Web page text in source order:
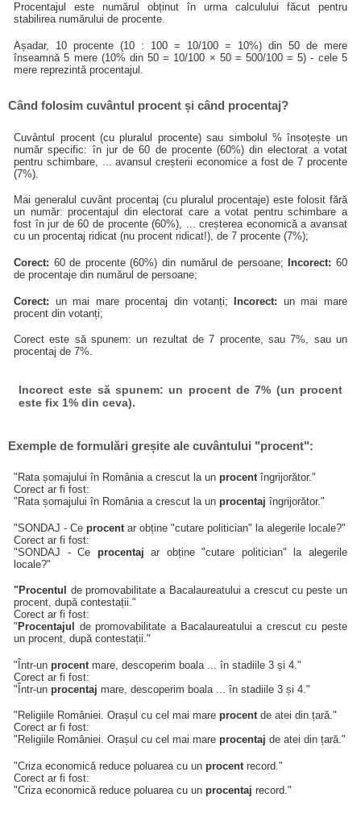
Procentajul este numărul obținut în urma calculului făcut pentru
stabilirea numărului de procente.
Așadar, 10 procente (10 : 100 = 10/100 = 10%) din 50 de mere
înseamnă 5 mere (10% din 50 = 10/100 × 50 = 500/100 = 5) - cele 5
mere reprezintă procentajul.
Când folosim cuvântul procent și când procentaj?
Cuvântul procent (cu pluralul procente) sau simbolul % însoțește un
număr specific: în jur de 60 de procente (60%) din electorat a votat
pentru schimbare, ... avansul creșterii economice a fost de 7 procente
(7%).
Mai generalul cuvânt procentaj (cu pluralul procentaje) este folosit fără
un număr: procentajul din electorat care a votat pentru schimbare a
fost în jur de 60 de procente (60%), ... creșterea economică a avansat
cu un procentaj ridicat (nu procent ridicat!), de 7 procente (7%);
Corect: 60 de procente (60%) din numărul de persoane; Incorect: 60
de procentaje din numărul de persoane;
Corect: un mai mare procentaj din votanți;Incorect: un mai mare
procent din votanți;
Corect este să spunem: un rezultat de 7 procente, sau 7%, sau un
procentaj de 7%.
Incorect este să spunem: un procent de 7% (un procent
este fix 1% din ceva).
Exemple de formulări greșite ale cuvântului "procent":
"Rata șomajului în România a crescut la unprocentîngrijorător."
Corect ar fi fost:
"Rata șomajului în România a crescut la unprocentaj îngrijorător."
"SONDAJ - Ceprocent ar obține "cutare politician" la alegerile locale?"
Corect ar fi fost:
"SONDAJ - Ce procentaj ar obține "cutare politician" la alegerile
locale?"
"Procentul
de promovabilitate a Bacalaureatului a crescut cu peste un
procent, după contestații."
Corect ar fi fost:
" Procentajul
de promovabilitate a Bacalaureatului a crescut cu peste
un procent, după contestații."
"Într-unprocent mare, descoperim boala ... în stadiile 3 și 4."
Corect ar fi fost:
"Într-unprocentaj mare, descoperim boala ... în stadiile 3 și 4."
"Religiile României. Orașul cu cel mai mareprocentde atei din țară."
Corect ar fi fost:
"Religiile României. Orașul cu cel mai mareprocentaj de atei din țară."
"Criza economică reduce poluarea cu unprocentrecord."
Corect ar fi fost:
"Criza economică reduce poluarea cu unprocentaj record."